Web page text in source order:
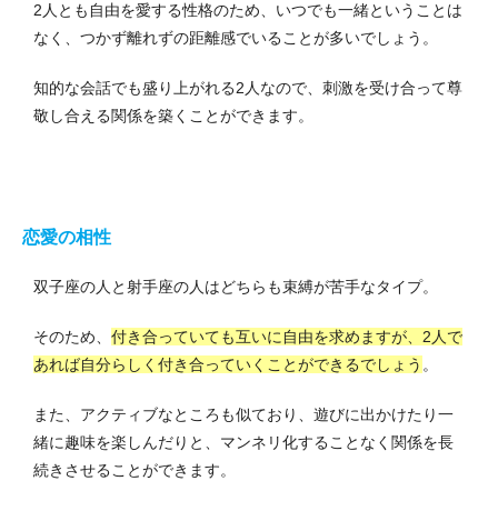
2人とも自由を愛する性格のため、いつでも一緒ということは
なく、つかず離れずの距離感でいることが多いでしょう。
知的な会話でも盛り上がれる2人なので、刺激を受け合って尊
敬し合える関係を築くことができます。
恋愛の相性
双子座の人と射手座の人はどちらも束縛が苦手なタイプ。
そのため、 付き合っていても互いに自由を求めますが、2人で
あれば自分らしく付き合っていくことができるでしょう 。
また、アクティブなところも似ており、遊びに出かけたり一
緒に趣味を楽しんだりと、マンネリ化することなく関係を長
続きさせることができます。